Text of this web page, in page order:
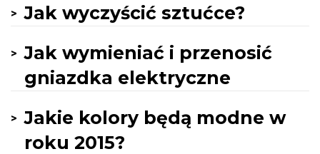
Jak wyczyścić sztućce?
Jak wymieniać i przenosić
gniazdka elektryczne
Jakie kolory będą modne w
roku 2015?